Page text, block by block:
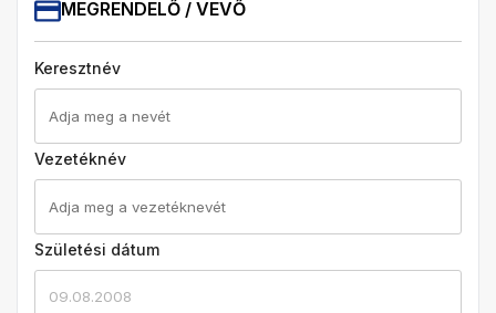
MEGRENDELŐ / VEVŐ
Keresztnév
Vezetéknév
Születési dátum
09.08.2008